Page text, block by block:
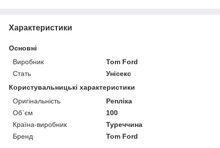
Характеристики
Основні
Виробник
Tom Ford
Стать
Унісекс
Користувальницькі характеристики
Оригінальність
Репліка
Об`єм
100
Країна-виробник
Туреччина
Бренд
Tom Ford